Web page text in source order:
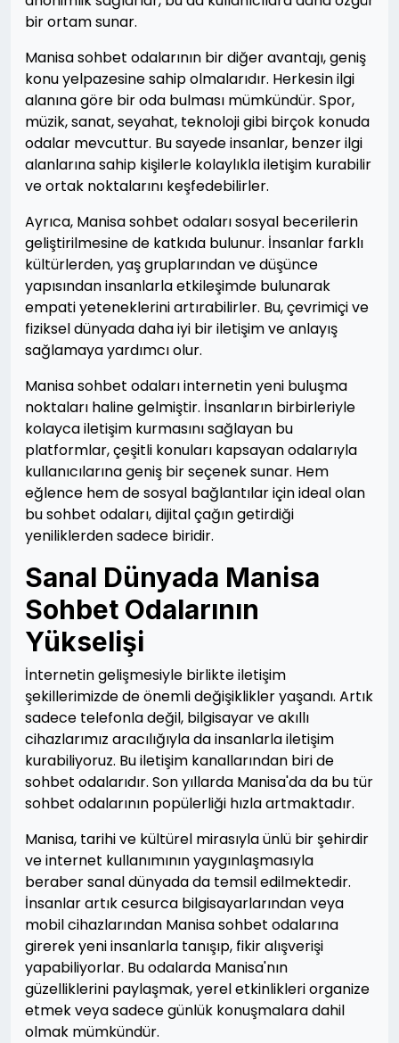
bir ortam sunar.
Manisa sohbet odalarının bir diğer avantajı, geniş
konu yelpazesine sahip olmalarıdır. Herkesin ilgi
alanına göre bir oda bulması mümkündür. Spor,
müzik, sanat, seyahat, teknoloji gibi birçok konuda
odalar mevcuttur. Bu sayede insanlar, benzer ilgi
alanlarına sahip kişilerle kolaylıkla iletişim kurabilir
ve ortak noktalarını keşfedebilirler.
Ayrıca, Manisa sohbet odaları sosyal becerilerin
geliştirilmesine de katkıda bulunur. İnsanlar farklı
kültürlerden, yaş gruplarından ve düşünce
yapısından insanlarla etkileşimde bulunarak
empati yeteneklerini artırabilirler. Bu, çevrimiçi ve
fiziksel dünyada daha iyi bir iletişim ve anlayış
sağlamaya yardımcı olur.
Manisa sohbet odaları internetin yeni buluşma
noktaları haline gelmiştir. İnsanların birbirleriyle
kolayca iletişim kurmasını sağlayan bu
platformlar, çeşitli konuları kapsayan odalarıyla
kullanıcılarına geniş bir seçenek sunar. Hem
eğlence hem de sosyal bağlantılar için ideal olan
bu sohbet odaları, dijital çağın getirdiği
yeniliklerden sadece biridir.
Sanal Dünyada Manisa
Sohbet Odalarının
Yükselişi
İnternetin gelişmesiyle birlikte iletişim
şekillerimizde de önemli değişiklikler yaşandı. Artık
sadece telefonla değil, bilgisayar ve akıllı
cihazlarımız aracılığıyla da insanlarla iletişim
kurabiliyoruz. Bu iletişim kanallarından biri de
sohbet odalarıdır. Son yıllarda Manisa'da da bu tür
sohbet odalarının popülerliği hızla artmaktadır.
Manisa, tarihi ve kültürel mirasıyla ünlü bir şehirdir
ve internet kullanımının yaygınlaşmasıyla
beraber sanal dünyada da temsil edilmektedir.
İnsanlar artık cesurca bilgisayarlarından veya
mobil cihazlarından Manisa sohbet odalarına
girerek yeni insanlarla tanışıp, fikir alışverişi
yapabiliyorlar. Bu odalarda Manisa'nın
güzelliklerini paylaşmak, yerel etkinlikleri organize
etmek veya sadece günlük konuşmalara dahil
olmak mümkündür.